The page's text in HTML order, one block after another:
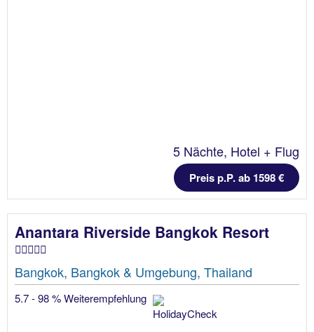
5 Nächte, Hotel + Flug
Preis p.P. ab 1598 €
Anantara Riverside Bangkok Resort
Bangkok, Bangkok & Umgebung, Thailand
5.7 - 98 % Weiterempfehlung